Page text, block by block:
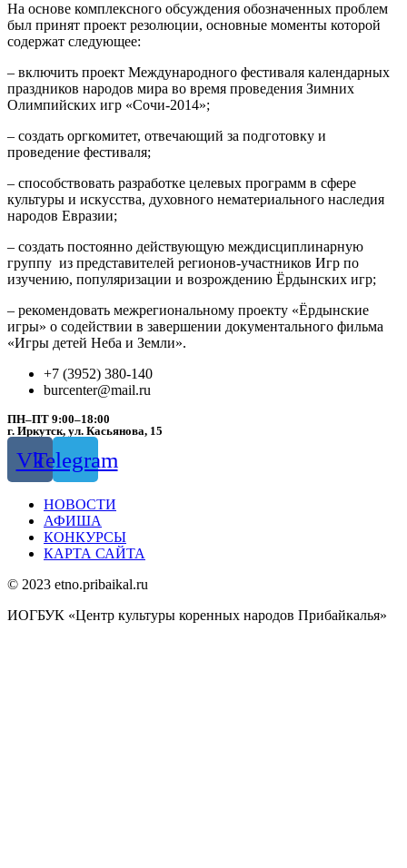
На основе комплексного обсуждения обозначенных проблем
был принят проект резолюции, основные моменты которой
содержат следующее:
– включить проект Международного фестиваля календарных
праздников народов мира во время проведения Зимних
Олимпийских игр «Сочи-2014»;
– создать оргкомитет, отвечающий за подготовку и
проведение фестиваля;
– способствовать разработке целевых программ в сфере
культуры и искусства, духовного нематериального наследия
народов Евразии;
– создать постоянно действующую междисциплинарную
группу из представителей регионов-участников Игр по
изучению, популяризации и возрождению Ёрдынских игр;
– рекомендовать межрегиональному проекту «Ёрдынские
игры» о содействии в завершении документального фильма
«Игры детей Неба и Земли».
+7 (3952) 380-140
burcenter@mail.ru
ПН–ПТ 9:00–18:00
г. Иркутск, ул. Касьянова, 15
VkTelegram
НОВОСТИ
АФИША
КОНКУРСЫ
КАРТА САЙТА
© 2023 etno.pribaikal.ru
ИОГБУК «Центр культуры коренных народов Прибайкалья»